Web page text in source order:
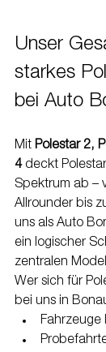
Unser
starkes
bei Auto
Mit Polestar 2,
4 deckt
Spektrum ab –
Allrounder bis
uns als Auto
ein logischer
zentralen
Wer sich für
bei uns in
Fahrzeuge